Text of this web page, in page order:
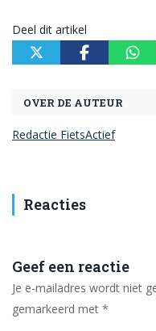
Deel dit artikel
OVER DE AUTEUR
Redactie FietsActief
Reacties
Geef een reactie
Je e-mailadres wordt niet
gemarkeerd met *